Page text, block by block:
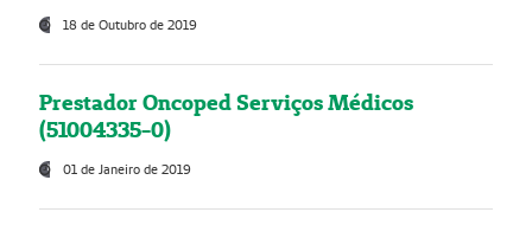
18 de Outubro de 2019
Prestador Oncoped Serviços Médicos
(51004335-0)
01 de Janeiro de 2019